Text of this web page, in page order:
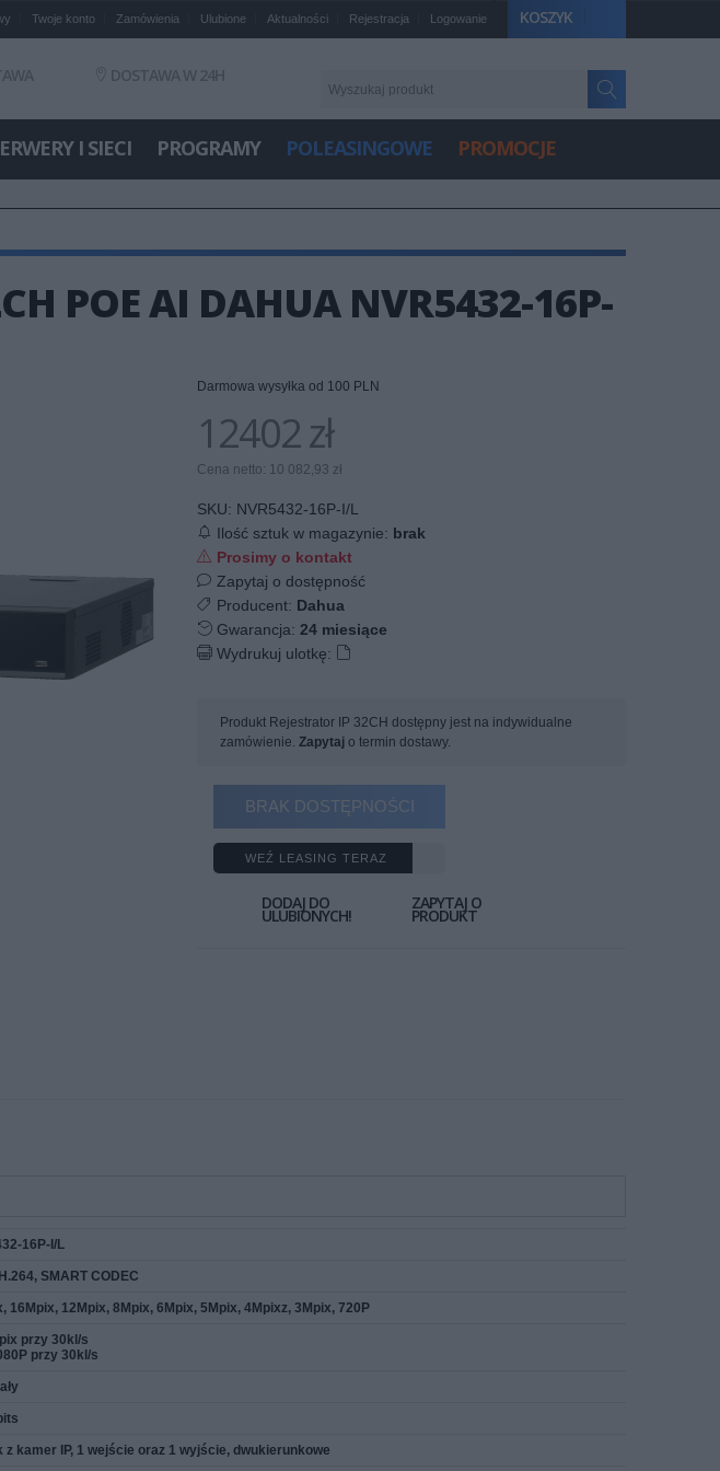
KOSZYK
Twoje konto Zamówienia Ulubione Aktualności Rejestracja Logowanie
DOSTAWA W 24H
I SIECI PROGRAMY POLEASINGOWE PROMOCJE
POE AI DAHUA NVR5432-16P-
Darmowa wysyłka od 100 PLN
12402 zł
Cena netto: 10 082,93 zł
SKU: NVR5432-16P-I/L
Ilość sztuk w magazynie: brak
Prosimy o kontakt
Zapytaj o dostępność
Producent: Dahua
Gwarancja: 24 miesiące
Wydrukuj ulotkę:
Produkt Rejestrator IP 32CH dostępny jest na indywidualne
zamówienie. Zapytaj o termin dostawy.
BRAK DOSTĘPNOŚCI
WEŹ LEASING TERAZ
DODAJ DO
ULUBIONYCH!
ZAPYTAJ O
PRODUKT
16P-I/L
SMART CODEC
16Mpix, 12Mpix, 8Mpix, 6Mpix, 5Mpix, 4Mpixz, 3Mpix, 720P
przy 30kl/s
przy 30kl/s
z kamer IP, 1 wejście oraz 1 wyjście, dwukierunkowe